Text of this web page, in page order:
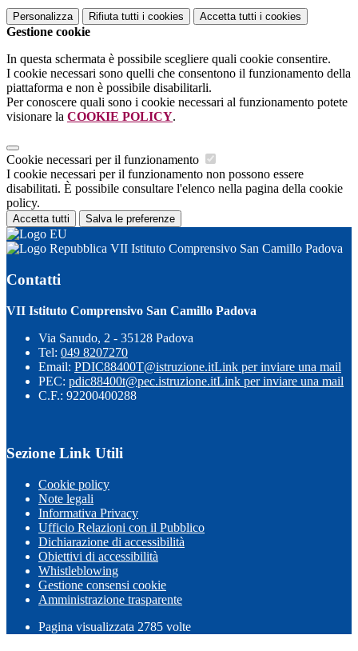
Personalizza Rifiuta tutti i cookies Accetta tutti i cookies
Gestione cookie
In questa schermata è possibile scegliere quali cookie consentire.
I cookie necessari sono quelli che consentono il funzionamento della
piattaforma e non è possibile disabilitarli.
Per conoscere quali sono i cookie necessari al funzionamento potete
visionare la COOKIE POLICY.
Cookie necessari per il funzionamento
I cookie necessari per il funzionamento non possono essere
disabilitati. È possibile consultare l'elenco nella pagina della cookie
policy.
Accetta tutti Salva le preferenze
VII Istituto Comprensivo San Camillo Padova
Contatti
VII Istituto Comprensivo San Camillo Padova
Via Sanudo, 2 - 35128 Padova
Tel: 049 8207270
Email: PDIC88400T@istruzione.itLink per inviare una mail
PEC: pdic88400t@pec.istruzione.itLink per inviare una mail
C.F.: 92200400288
Sezione Link Utili
Cookie policy
Note legali
Informativa Privacy
Ufficio Relazioni con il Pubblico
Dichiarazione di accessibilità
Obiettivi di accessibilità
Whistleblowing
Gestione consensi cookie
Amministrazione trasparente
Pagina visualizzata 2785 volte